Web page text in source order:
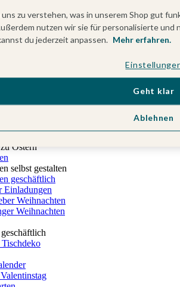
Jugendweihe
Einschulung
Ostern
selbst gestalten
geschäftlich
Einladungen
Weihnachten
Weihnachten
uns zu verstehen, was in unserem Shop gut
nutzen wir sie für personalisierte
du jederzeit anpassen. Mehr erfahren.
Ablehnen
Geht klar